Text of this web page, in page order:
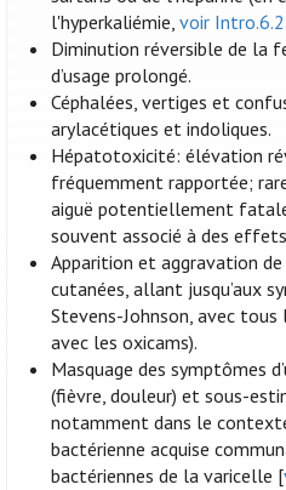
l'hyperkaliémie,voir
Diminution réversible de la
d’usage prolongé.
Céphalées, vertiges et
arylacétiques et indoliques.
Hépatotoxicité: élévation
fréquemment rapportée;
aiguë potentiellement
souvent associé à des
Apparition et aggravation
cutanées, allant jusqu’aux
Stevens-Johnson, avec
avec les oxicams).
Masquage des symptômes
(fièvre, douleur) et sous-
notamment dans le
bactérienne acquise
bactériennes de la varicelle [